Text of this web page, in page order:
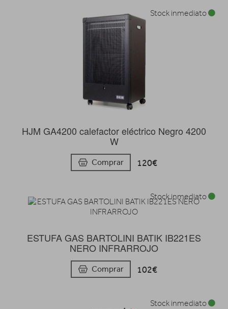
HJM GA4200 calefactor eléctrico Negro 4200
W
Comprar 120€
Stock inmediato
ESTUFA GAS BARTOLINI BATIK IB221ES
NERO INFRARROJO
Comprar 102€
Stock inmediato
Stock inmediato